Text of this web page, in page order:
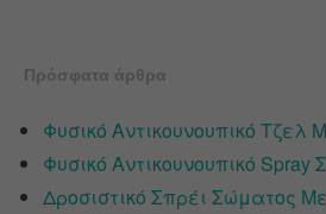
Πρόσφατα άρθρα
Φυσικό Αντικουνουπικό Τζελ
Φυσικό Αντικουνουπικό Spray
Δροσιστικό Σπρέι Σώματος